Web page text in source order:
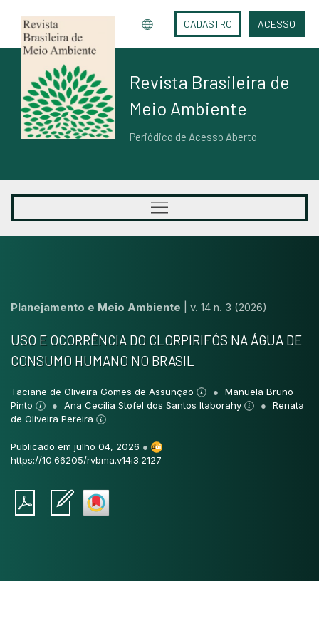
CADASTRO ACESSO
Revista Brasileira de
Meio Ambiente
Periódico de Acesso Aberto
Planejamento e Meio Ambiente v. 14 n. 3 (2026)
USO E OCORRÊNCIA DO CLORPIRIFÓS NA ÁGUA DE
CONSUMO HUMANO NO BRASIL
Taciane de Oliveira Gomes de Assunção
Manuela Bruno
Pinto
Ana Cecilia Stofel dos Santos Itaborahy
Renata
de Oliveira Pereira
Publicado em julho 04, 2026 ●
https://10.66205/rvbma.v14i3.2127